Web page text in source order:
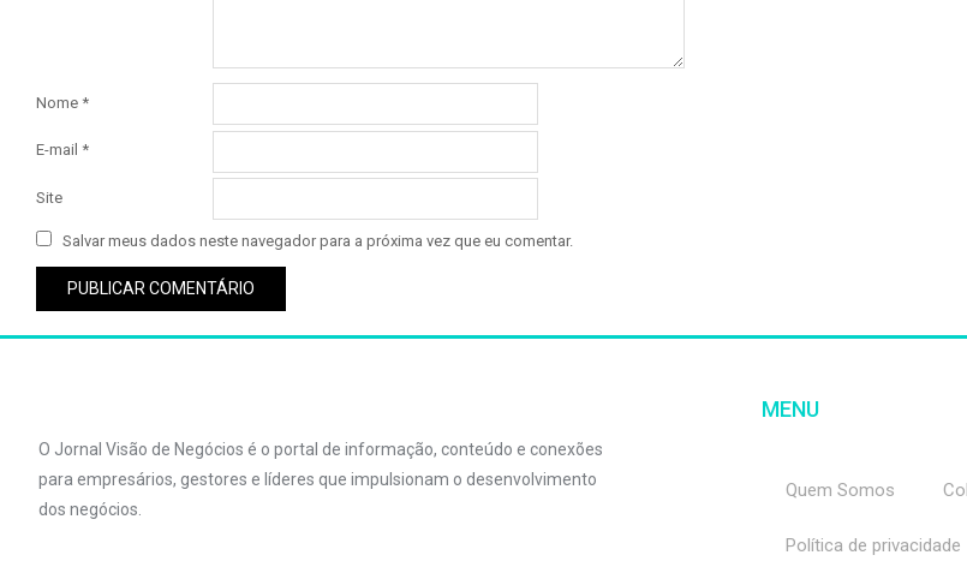
Nome *
E-mail *
Site
Salvar meus dados neste navegador para a próxima vez que eu comentar.
O Jornal Visão de Negócios é o portal de informação, conteúdo e conexões
para empresários, gestores e líderes que impulsionam o desenvolvimento
dos negócios.
MENU
Quem Somos
Política de privacidade